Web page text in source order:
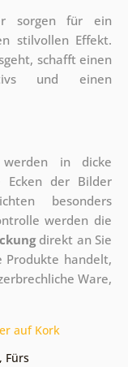
sorgen für ein
stilvollen Effekt.
schafft einen
und einen
in dicke
Ecken der Bilder
besonders
werden die
direkt an Sie
Produkte handelt,
Ware,
auf Kork
Fürs